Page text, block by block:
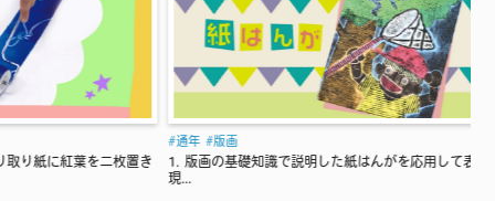
二枚置き
1. 版画の基礎知識で説明した紙はんがを応用して表
スチレン板を